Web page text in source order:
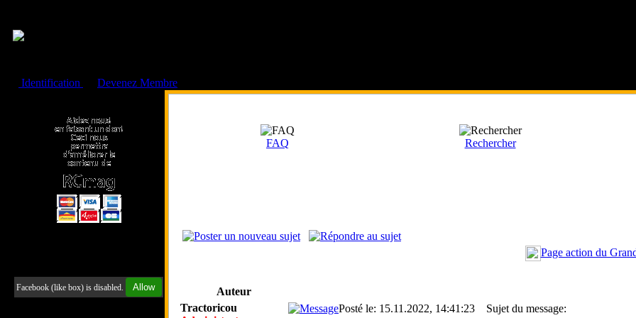
Identification
Devenez Membre
Facebook (like box) is disabled. Allow
FAQ Rechercher
Page action du
Auteur
Tractoricou
Posté le: 15.11.2022, 14:41:23 Sujet du message: